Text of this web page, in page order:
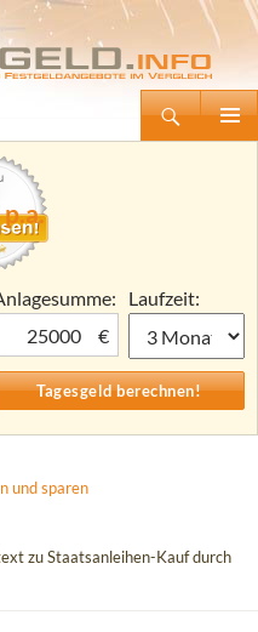
Tagesgeld.info – Tagesgeldkonten vergleichen und Tagesgeld-Zinsen berechnen
€
Laufzeit:
und sparen
zu Staatsanleihen-Kauf durch